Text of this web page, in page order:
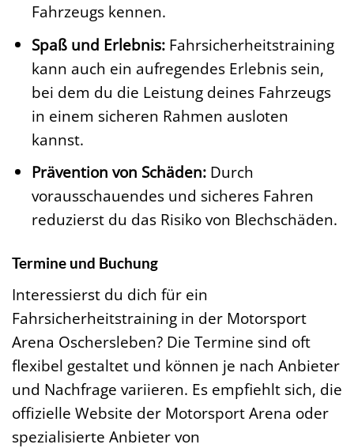
Fahrzeugs kennen.
Spaß und Erlebnis:Fahrsicherheitstraining
kann auch ein aufregendes Erlebnis sein,
bei dem du die Leistung deines Fahrzeugs
in einem sicheren Rahmen ausloten
kannst.
Prävention von Schäden:Durch
vorausschauendes und sicheres Fahren
reduzierst du das Risiko von Blechschäden.
Termine und Buchung
Interessierst du dich für ein
Fahrsicherheitstraining in der Motorsport
Arena Oschersleben? Die Termine sind oft
flexibel gestaltet und können je nach Anbieter
und Nachfrage variieren. Es empfiehlt sich, die
offizielle Website der Motorsport Arena oder
spezialisierte Anbieter von